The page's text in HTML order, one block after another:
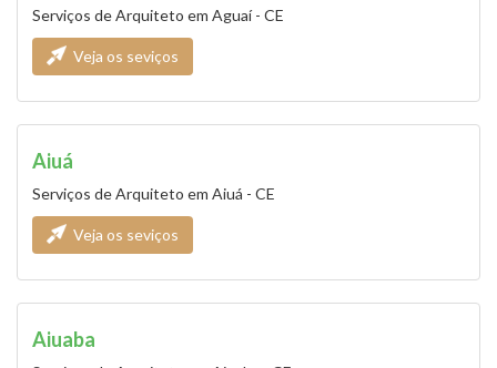
Serviços de Arquiteto em Aguaí - CE
Veja os seviços
Aiuá
Serviços de Arquiteto em Aiuá - CE
Veja os seviços
Aiuaba